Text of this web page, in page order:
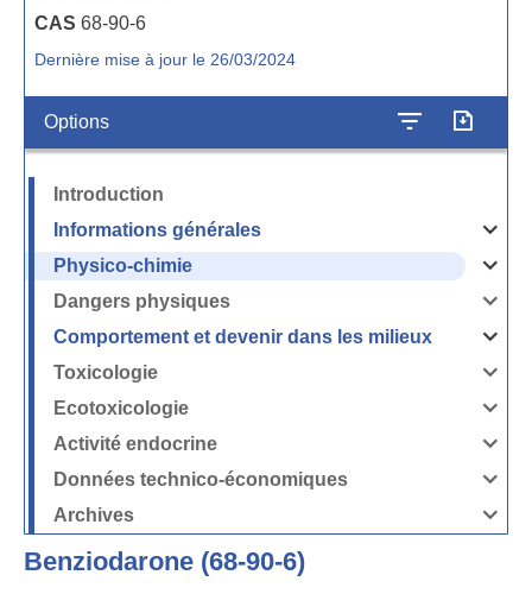
CAS 68-90-6
Dernière mise à jour le 26/03/2024
Options
Introduction
Informations générales
Ouvrir
la
générales
Physico-chimie
Ouvrir
la
chimie
Dangers physiques
Ouvrir
la
Comportement et devenir dans les milieux
Ouvrir
la
et
les
milieux
Toxicologie
Ouvrir
la
Ecotoxicologie
Ouvrir
la
Activité endocrine
Ouvrir
la
endocrine
Données technico-économiques
Ouvrir
la
Données
Archives
Ouvrir
Benziodarone (68-90-6)